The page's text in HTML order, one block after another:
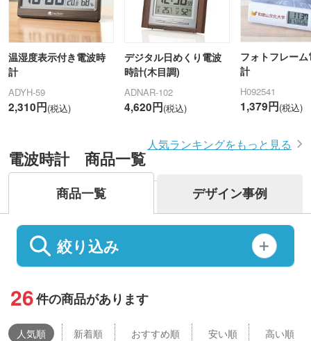
温湿度表示付き電波時
計
ADYH-59
2,310円(税込)
デジタル日めくり電波
時計(木目調)
ADNAR-102
4,620円(税込)
フォトフレー
計
H092541
1,379円(税込)
人気ランキングをもっと見る
電波時計 商品一覧
商品一覧 デザイン事例
絞り込み
26件の商品があります
人気順 新着順 おすすめ順 安い順 高い順